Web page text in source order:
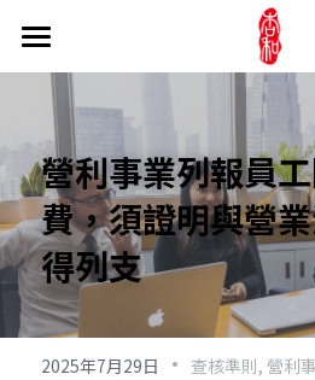
關於事務所
陳文炯會計師
事務所介紹
媒體與文章
我們的實績
交通超方便
訊息公告
最新消息
產學合作
新書介紹
網路相簿
醫療法人
醫療財團法人
醫療社團法人
醫療機構
長照法人
長照相關新聞
產業趨勢
家族財產信託
公益信託
公益活動
營利事業列報員
費，須證明與營
得列支
2025年7月29日 · 查核準則, 營利